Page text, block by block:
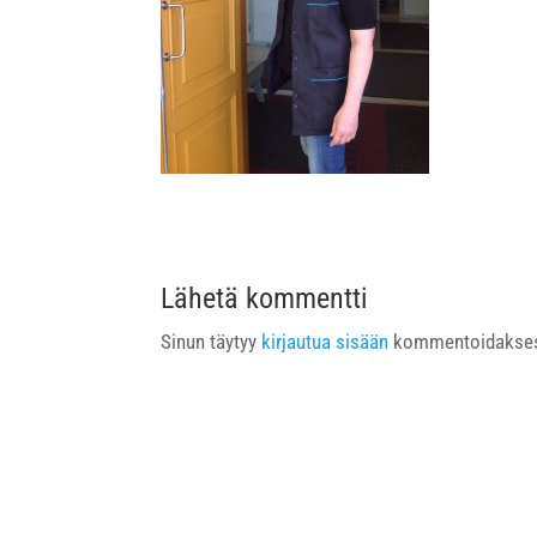
Lähetä kommentti
Sinun täytyy kirjautua sisään